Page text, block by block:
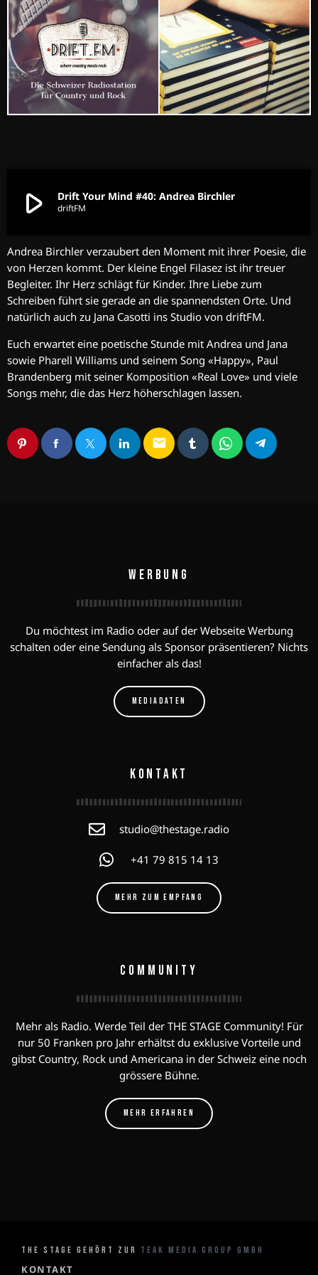
play_arrow Drift Your Mind #40: Andrea Birchler
driftFM
Andrea Birchler verzaubert den Moment mit ihrer Poesie, die
von Herzen kommt. Der kleine Engel Filasez ist ihr treuer
Begleiter. Ihr Herz schlägt für Kinder. Ihre Liebe zum
Schreiben führt sie gerade an die spannendsten Orte. Und
natürlich auch zu Jana Casotti ins Studio von driftFM.
Euch erwartet eine poetische Stunde mit Andrea und Jana
sowie Pharell Williams und seinem Song «Happy», Paul
Brandenberg mit seiner Komposition «Real Love» und viele
Songs mehr, die das Herz höherschlagen lassen.
email
WERBUNG
Du möchtest im Radio oder auf der Webseite Werbung
schalten oder eine Sendung als Sponsor präsentieren? Nichts
einfacher als das!
MEDIADATEN
KONTAKT
studio@thestage.radio
+41 79 815 14 13
MEHR ZUM EMPFANG
COMMUNITY
Mehr als Radio. Werde Teil der THE STAGE Community! Für
nur 50 Franken pro Jahr erhältst du exklusive Vorteile und
gibst Country, Rock und Americana in der Schweiz eine noch
grössere Bühne.
MEHR ERFAHREN
THE STAGE GEHÖRT ZUR TEAK MEDIA GROUP GMBH
KONTAKT